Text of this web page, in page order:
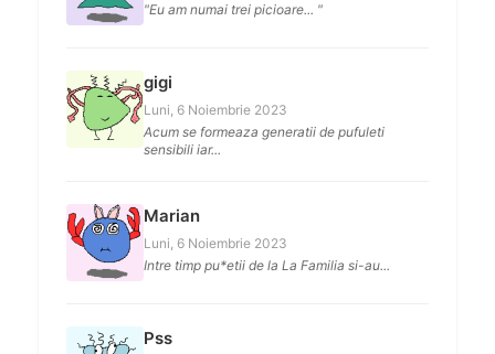
"Eu am numai trei picioare... "
gigi
Luni, 6 Noiembrie 2023
Acum se formeaza generatii de pufuleti
sensibili iar...
Marian
Luni, 6 Noiembrie 2023
Intre timp pu*etii de la La Familia si-au...
Pss